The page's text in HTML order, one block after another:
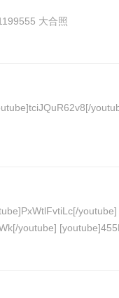
http://www.flickr.com/photos/heroloyalty/8564494770/in/set-72157633011199555 大合照
jVneNI[/youtube] [youtube]6KPuIF8e5LI[/